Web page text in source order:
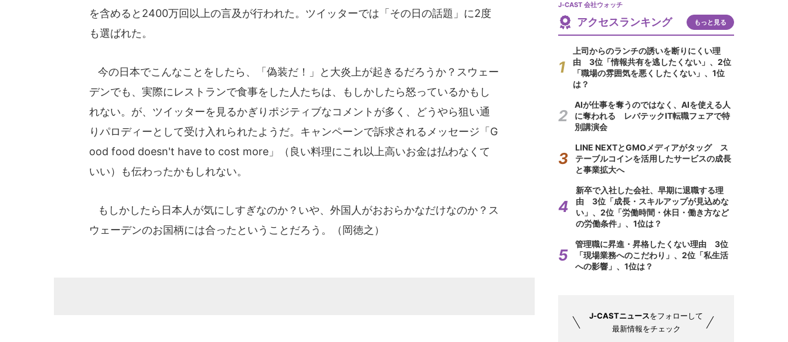
を含めると2400万回以上の言及が行われた。ツイッターでは「その日の話題」に2度
も選ばれた。
今の日本でこんなことをしたら、「偽装だ！」と大炎上が起きるだろうか？スウェー
デンでも、実際にレストランで食事をした人たちは、もしかしたら怒っているかもし
れない。が、ツイッターを見るかぎりポジティブなコメントが多く、どうやら狙い通
りパロディーとして受け入れられたようだ。キャンペーンで訴求されるメッセージ「G
ood food doesn't have to cost more」（良い料理にこれ以上高いお金は払わなくて
いい）も伝わったかもしれない。
もしかしたら日本人が気にしすぎなのか？いや、外国人がおおらかなだけなのか？ス
ウェーデンのお国柄には合ったということだろう。（岡徳之）
J-CAST 会社ウォッチ
アクセスランキング もっと見る
上司からのランチの誘いを断りにくい理
由 3位「情報共有を逃したくない」、2位
「職場の雰囲気を悪くしたくない」、1位
は？
AIが仕事を奪うのではなく、AIを使える人
に奪われる レバテックIT転職フェアで特
別講演会
LINE NEXTとGMOメディアがタッグ ス
テーブルコインを活用したサービスの成長
と事業拡大へ
新卒で入社した会社、早期に退職する理
由 3位「成長・スキルアップが見込めな
い」、2位「労働時間・休日・働き方など
の労働条件」、1位は？
管理職に昇進・昇格したくない理由 3位
「現場業務へのこだわり」、2位「私生活
への影響」、1位は？
J-CASTニュースをフォローして
最新情報をチェック